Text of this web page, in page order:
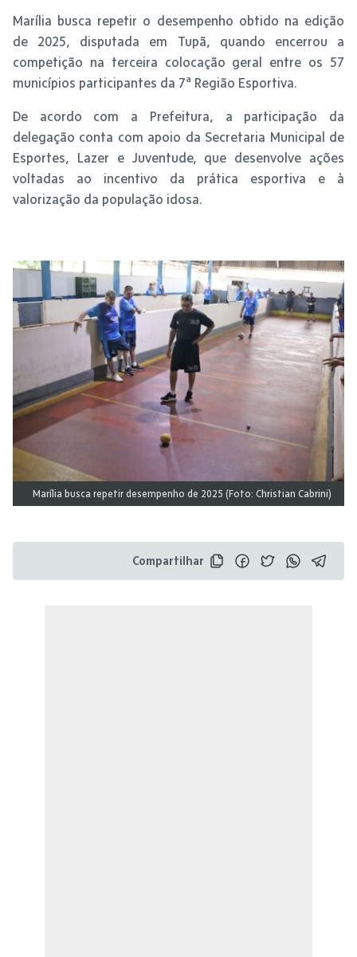
Marília busca repetir o desempenho obtido na edição
de 2025, disputada em Tupã, quando encerrou a
competição na terceira colocação geral entre os 57
municípios participantes da 7ª Região Esportiva.
De acordo com a Prefeitura, a participação da
delegação conta com apoio da Secretaria Municipal de
Esportes, Lazer e Juventude, que desenvolve ações
voltadas ao incentivo da prática esportiva e à
valorização da população idosa.
Marília busca repetir desempenho de 2025 (Foto: Christian Cabrini)
Compartilhar